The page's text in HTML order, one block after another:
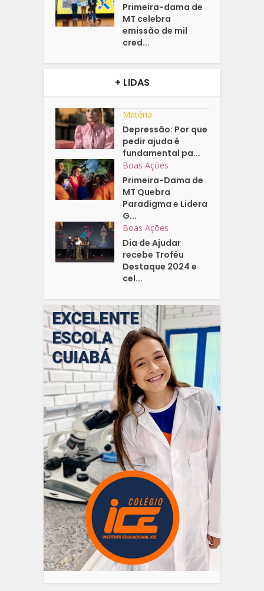
Primeira-dama de
MT celebra
emissão de mil
cred...
+ LIDAS
Matéria
Depressão: Por que
pedir ajuda é
fundamental pa...
Boas Ações
Primeira-Dama de
MT Quebra
Paradigma e Lidera
G...
Boas Ações
Dia de Ajudar
recebe Troféu
Destaque 2024 e
cel...